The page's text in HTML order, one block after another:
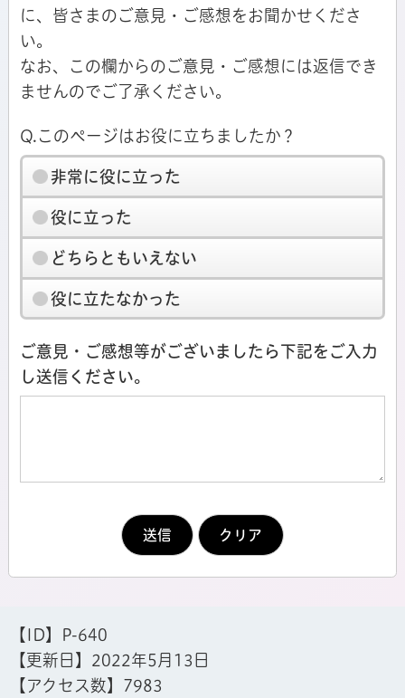
に、皆さまのご意見・ご感想をお聞かせくださ
い。
なお、この欄からのご意見・ご感想には返信でき
ませんのでご了承ください。
Q.このページはお役に立ちましたか？
非常に役に立った
役に立った
どちらともいえない
役に立たなかった
ご意見・ご感想等がございましたら下記をご入力
し送信ください。
【ID】
P-640
【更新日】 2022年5月13日
【アクセス数】 7983